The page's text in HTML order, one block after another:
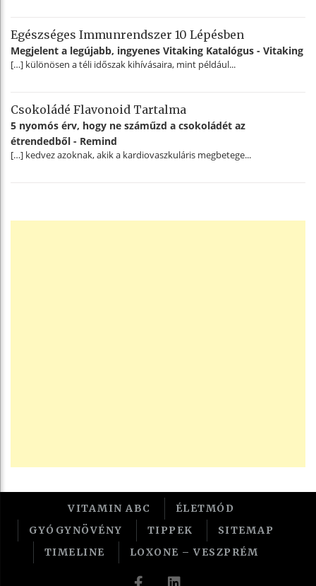
Egészséges Immunrendszer 10 Lépésben
Megjelent a legújabb, ingyenes Vitaking Katalógus - Vitaking
[…] különösen a téli időszak kihívásaira, mint például...
Csokoládé Flavonoid Tartalma
5 nyomós érv, hogy ne száműzd a csokoládét az
étrendedből - Remind
[…] kedvez azoknak, akik a kardiovaszkuláris megbetege...
VITAMIN ABC
ÉLETMÓD
GYÓGYNÖVÉNY
TIPPEK
SITEMAP
TIMELINE
LOXONE – VESZPRÉM